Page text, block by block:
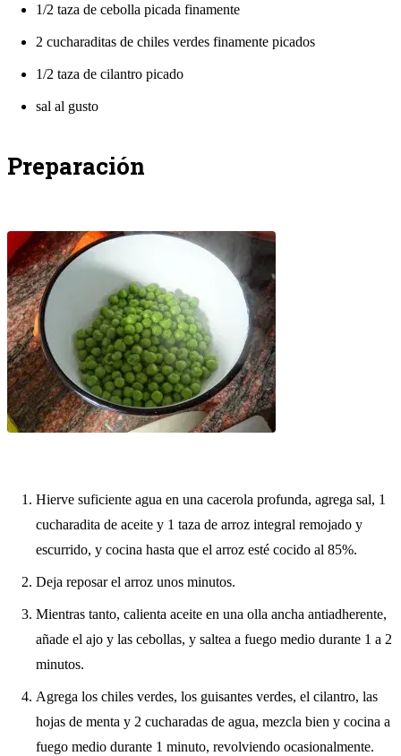
1/2 taza de cebolla picada finamente
2 cucharaditas de chiles verdes finamente picados
1/2 taza de cilantro picado
sal al gusto
Preparación
Hierve suficiente agua en una cacerola profunda, agrega sal, 1
cucharadita de aceite y 1 taza de arroz integral remojado y
escurrido, y cocina hasta que el arroz esté cocido al 85%.
Deja reposar el arroz unos minutos.
Mientras tanto, calienta aceite en una olla ancha antiadherente,
añade el ajo y las cebollas, y saltea a fuego medio durante 1 a 2
minutos.
Agrega los chiles verdes, los guisantes verdes, el cilantro, las
hojas de menta y 2 cucharadas de agua, mezcla bien y cocina a
fuego medio durante 1 minuto, revolviendo ocasionalmente.